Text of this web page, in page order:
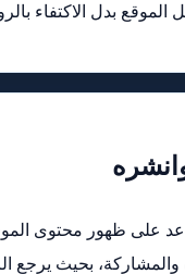
بدل الاكتفاء
على ظهور محتوى
والمشاركة، بحيث يرجع